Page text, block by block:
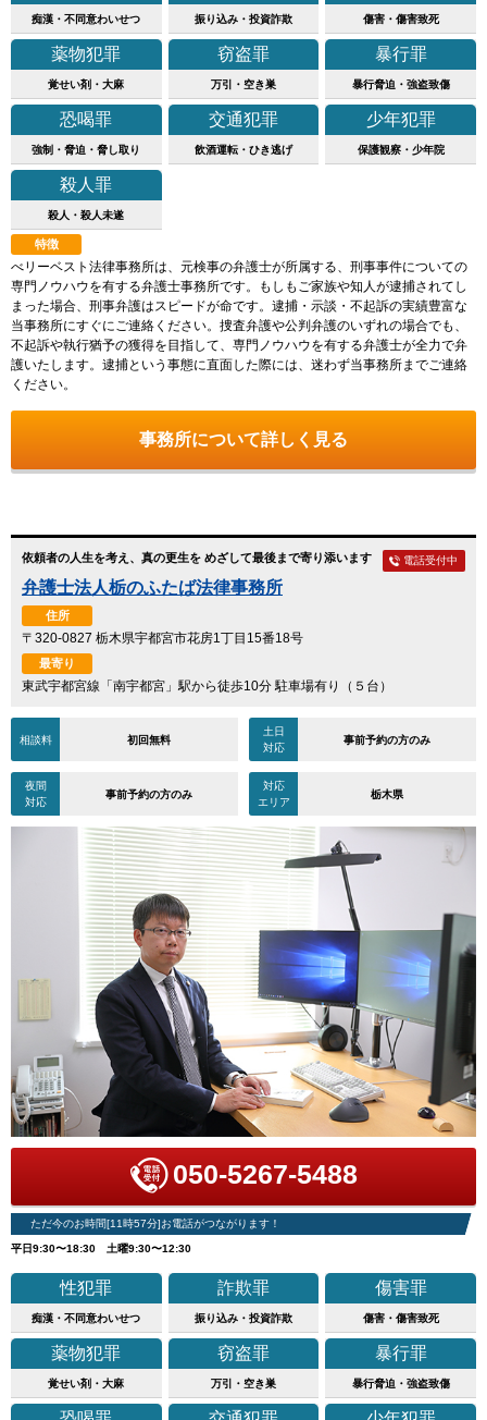
痴漢・不同意わいせつ 振り込み・投資詐欺 傷害・傷害致死
薬物犯罪
覚せい剤・大麻
窃盗罪
万引・空き巣
暴行罪
暴行脅迫・強盗致傷
恐喝罪
強制・脅迫・脅し取り
交通犯罪
飲酒運転・ひき逃げ
少年犯罪
保護観察・少年院
殺人罪
殺人・殺人未遂
特徴
べリーベスト法律事務所は、元検事の弁護士が所属する、刑事事件についての
専門ノウハウを有する弁護士事務所です。もしもご家族や知人が逮捕されてし
まった場合、刑事弁護はスピードが命です。逮捕・示談・不起訴の実績豊富な
当事務所にすぐにご連絡ください。捜査弁護や公判弁護のいずれの場合でも、
不起訴や執行猶予の獲得を目指して、専門ノウハウを有する弁護士が全力で弁
護いたします。逮捕という事態に直面した際には、迷わず当事務所までご連絡
ください。
事務所について詳しく見る
依頼者の人生を考え、真の更生を めざして最後まで寄り添います
弁護士法人栃のふたば法律事務所
住所
〒320-0827 栃木県宇都宮市花房1丁目15番18号
最寄り
東武宇都宮線「南宇都宮」駅から徒歩10分 駐車場有り（５台）
電話受付中
相談料 初回無料
土日
対応
事前予約の方のみ
夜間
対応
事前予約の方のみ
対応
エリア
栃木県
050-5267-5488
ただ今のお時間[11時57分]お電話がつながります！
平日9:30〜18:30 土曜9:30〜12:30
性犯罪
痴漢・不同意わいせつ
詐欺罪
振り込み・投資詐欺
傷害罪
傷害・傷害致死
薬物犯罪
覚せい剤・大麻
窃盗罪
万引・空き巣
暴行罪
暴行脅迫・強盗致傷